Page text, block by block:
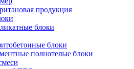
продукция
блоки
блоки
полнотелые блоки